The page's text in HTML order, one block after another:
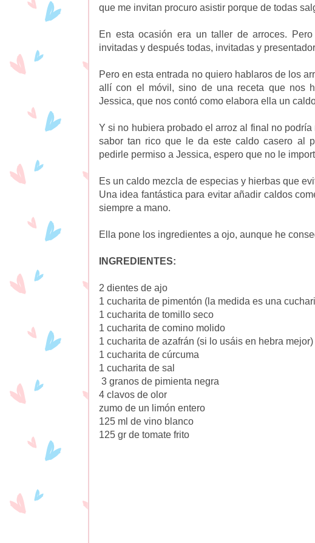
que me invitan procuro asistir porque de todas
En esta ocasión era un taller de arroces.
invitadas y después todas, invitadas y
Pero en esta entrada no quiero hablaros de los
allí con el móvil, sino de una receta que nos
Jessica, que nos contó como elabora ella un
Y si no hubiera probado el arroz al final no
sabor tan rico que le da este caldo casero al
pedirle permiso a Jessica, espero que no le
Es un caldo mezcla de especias y hierbas que
Una idea fantástica para evitar añadir caldos
siempre a mano.
Ella pone los ingredientes a ojo, aunque he
INGREDIENTES:
2 dientes de ajo
1 cucharita de pimentón (la medida es una
1 cucharita de tomillo seco
1 cucharita de comino molido
1 cucharita de azafrán (si lo usáis en hebra mejor)
1 cucharita de cúrcuma
1 cucharita de sal
3 granos de pimienta negra
4 clavos de olor
zumo de un limón entero
125 ml de vino blanco
125 gr de tomate frito